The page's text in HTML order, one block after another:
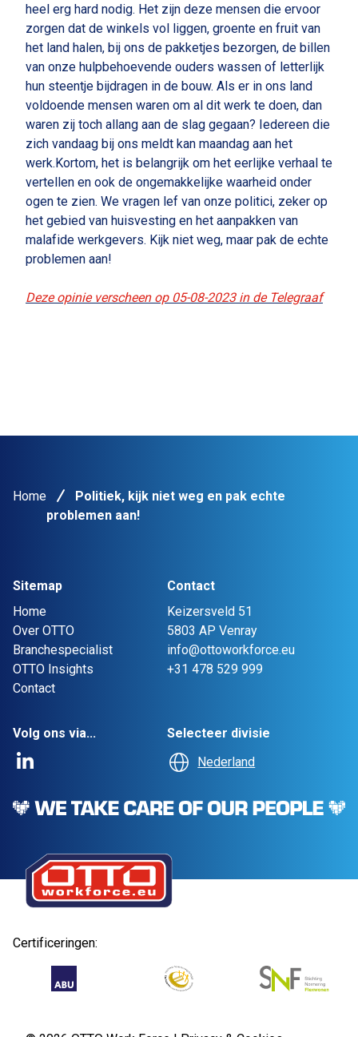
heel erg hard nodig. Het zijn deze mensen die ervoor
zorgen dat de winkels vol liggen, groente en fruit van
het land halen, bij ons de pakketjes bezorgen, de billen
van onze hulpbehoevende ouders wassen of letterlijk
hun steentje bijdragen in de bouw. Als er in ons land
voldoende mensen waren om al dit werk te doen, dan
waren zij toch allang aan de slag gegaan? Iedereen die
zich vandaag bij ons meldt kan maandag aan het
werk.Kortom, het is belangrijk om het eerlijke verhaal te
vertellen en ook de ongemakkelijke waarheid onder
ogen te zien. We vragen lef van onze politici, zeker op
het gebied van huisvesting en het aanpakken van
malafide werkgevers. Kijk niet weg, maar pak de echte
problemen aan!
Deze opinie verscheen op 05-08-2023 in de Telegraaf
Home
Politiek, kijk niet weg en pak echte
problemen aan!
Sitemap
Home
Over OTTO
Branchespecialist
OTTO Insights
Contact
Contact
Keizersveld 51
5803 AP Venray
info@ottoworkforce.eu
+31 478 529 999
Volg ons via...
Selecteer divisie
Nederland
Certificeringen: